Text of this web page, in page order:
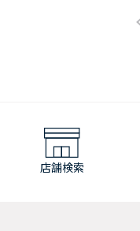
店舗検索